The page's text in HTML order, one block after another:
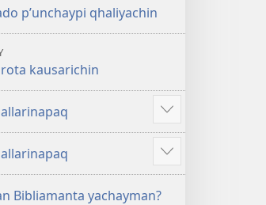
p’unchaypi qhaliyachin
kausarichin
Mostrar
más
Mostrar
más
Bibliamanta yachayman?